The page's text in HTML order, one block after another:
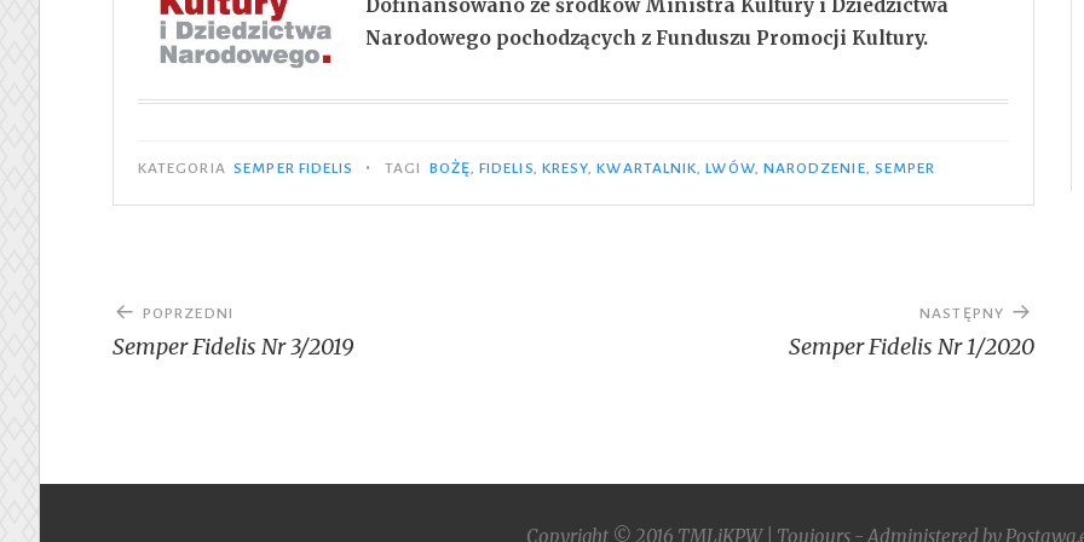
Dofinansowano ze środków Ministra Kultury i Dziedzictwa
Narodowego pochodzących z Funduszu Promocji Kultury.
KATEGORIA SEMPER FIDELIS • TAGI BOŻĘ ,FIDELIS KRESY ,KWARTALNIK ,LWÓW, NARODZENIE SEMPER
Nawigacja
wpisu
POPRZEDNI
Semper Fidelis Nr 3/2019
NASTĘPNY
Semper Fidelis Nr 1/2020
Copyright © 2016 TMLiKPW| Toujours - Administered by